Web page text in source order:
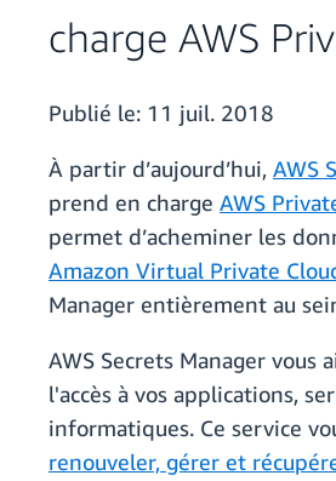
charge AWS
Publié le: 11 juil. 2018
À partir d’aujourd’hui, AWS
prend en charge AWS
permet d’acheminer les
Amazon Virtual Private
Manager entièrement au
AWS Secrets Manager vous
l'accès à vos applications,
informatiques. Ce service
renouveler, gérer et